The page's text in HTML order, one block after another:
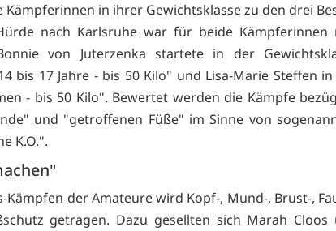
Kämpferinnen in ihrer Gewichtsklasse zu den drei
nach Karlsruhe war für beide Kämpferinnen
von Juterzenka startete in der
bis 17 Jahre - bis 50 Kilo" und Lisa-Marie Steffen
- bis 50 Kilo". Bewertet werden die Kämpfe
und "getroffenen Füße" im Sinne von
K.O.".
Kämpfen der Amateure wird Kopf-, Mund-, Brust-,
getragen. Dazu gesellten sich Marah Cloos